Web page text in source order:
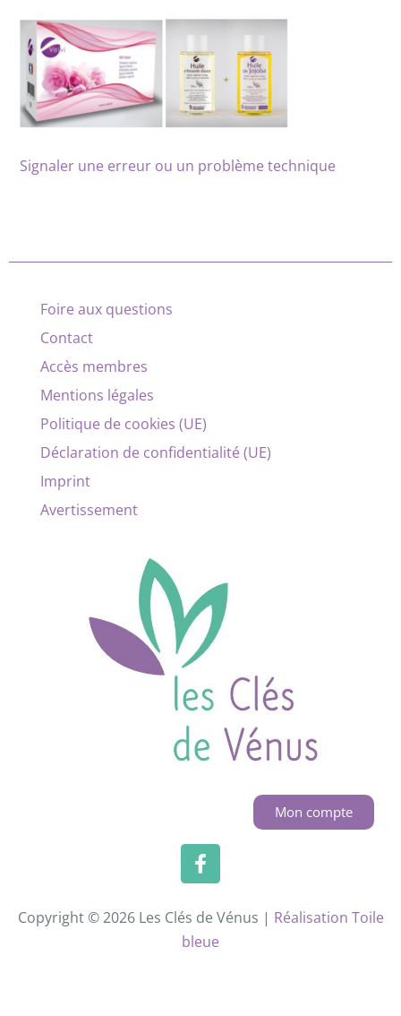
Signaler une erreur ou un problème technique
Foire aux questions
Contact
Accès membres
Mentions légales
Politique de cookies (UE)
Déclaration de confidentialité (UE)
Imprint
Avertissement
Mon compte
Copyright © 2026 Les Clés de Vénus | Réalisation Toile
bleue